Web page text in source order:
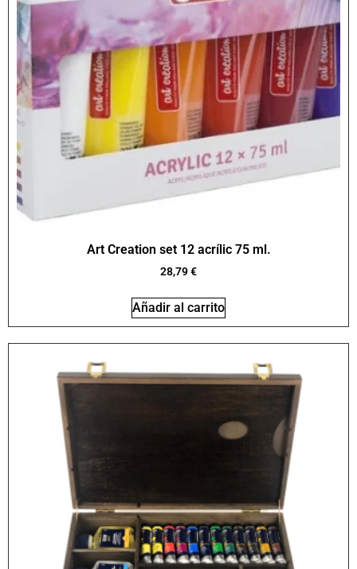
Art Creation set 12 acrílic 75 ml.
28,79€
Añadir al carrito